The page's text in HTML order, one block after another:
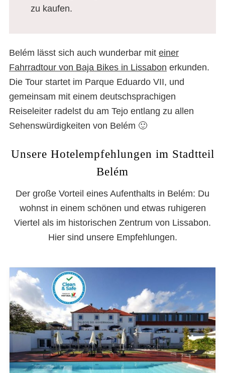
zu kaufen.
Belém lässt sich auch wunderbar mit einer
Fahrradtour von Baja Bikes in Lissabon erkunden.
Die Tour startet im Parque Eduardo VII, und
gemeinsam mit einem deutschsprachigen
Reiseleiter radelst du am Tejo entlang zu allen
Sehenswürdigkeiten von Belém 🙂
Unsere Hotelempfehlungen im Stadtteil
Belém
Der große Vorteil eines Aufenthalts in Belém: Du
wohnst in einem schönen und etwas ruhigeren
Viertel als im historischen Zentrum von Lissabon.
Hier sind unsere Empfehlungen.